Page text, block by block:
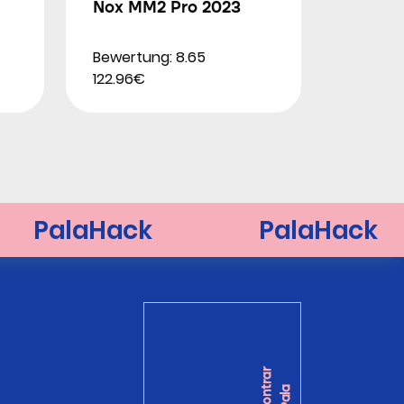
Nox MM2 Pro 2023
Bewertung: 8.65
122.96€